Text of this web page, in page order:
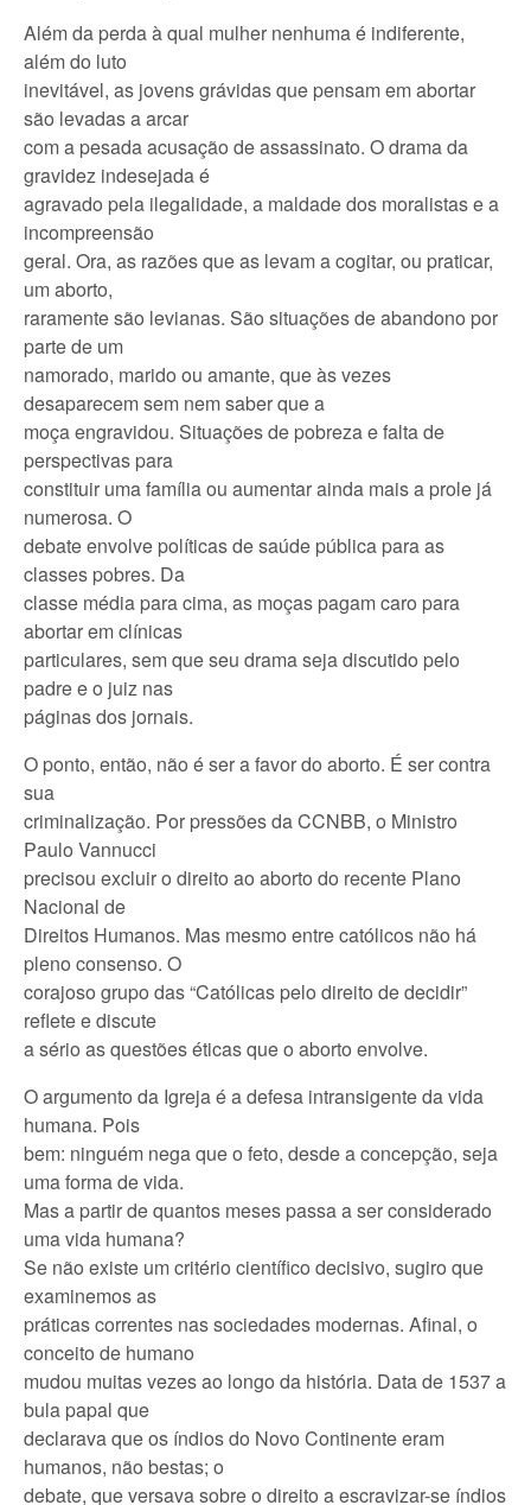
Além da perda à qual mulher nenhuma é indiferente,
além do luto
inevitável, as jovens grávidas que pensam em abortar
são levadas a arcar
com a pesada acusação de assassinato. O drama da
gravidez indesejada é
agravado pela ilegalidade, a maldade dos moralistas e a
incompreensão
geral. Ora, as razões que as levam a cogitar, ou praticar,
um aborto,
raramente são levianas. São situações de abandono por
parte de um
namorado, marido ou amante, que às vezes
desaparecem sem nem saber que a
moça engravidou. Situações de pobreza e falta de
perspectivas para
constituir uma família ou aumentar ainda mais a prole já
numerosa. O
debate envolve políticas de saúde pública para as
classes pobres. Da
classe média para cima, as moças pagam caro para
abortar em clínicas
particulares, sem que seu drama seja discutido pelo
padre e o juiz nas
páginas dos jornais.
O ponto, então, não é ser a favor do aborto. É ser contra
sua
criminalização. Por pressões da CCNBB, o Ministro
Paulo Vannucci
precisou excluir o direito ao aborto do recente Plano
Nacional de
Direitos Humanos. Mas mesmo entre católicos não há
pleno consenso. O
corajoso grupo das “Católicas pelo direito de decidir”
reflete e discute
a sério as questões éticas que o aborto envolve.
O argumento da Igreja é a defesa intransigente da vida
humana. Pois
bem: ninguém nega que o feto, desde a concepção, seja
uma forma de vida.
Mas a partir de quantos meses passa a ser considerado
uma vida humana?
Se não existe um critério científico decisivo, sugiro que
examinemos as
práticas correntes nas sociedades modernas. Afinal, o
conceito de humano
mudou muitas vezes ao longo da história. Data de 1537 a
bula papal que
declarava que os índios do Novo Continente eram
humanos, não bestas; o
debate, que versava sobre o direito a escravizar-se índios